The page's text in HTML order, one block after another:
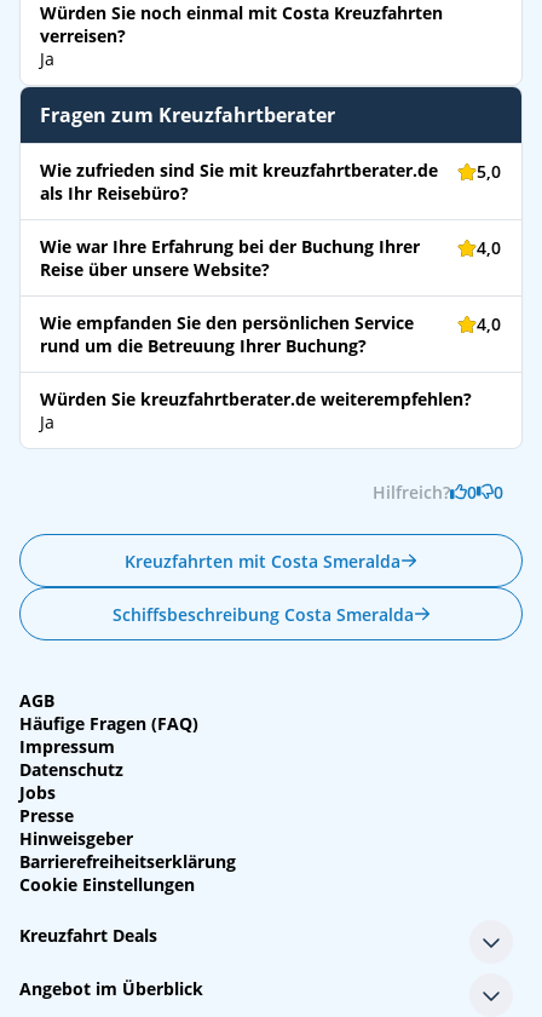
Würden Sie noch einmal mit Costa Kreuzfahrten
verreisen?
Ja
Fragen zum Kreuzfahrtberater
Wie zufrieden sind Sie mit kreuzfahrtberater.de
als Ihr Reisebüro?
5,0
Wie war Ihre Erfahrung bei der Buchung Ihrer
Reise über unsere Website?
4,0
Wie empfanden Sie den persönlichen Service
rund um die Betreuung Ihrer Buchung?
4,0
Würden Sie kreuzfahrtberater.de weiterempfehlen?
Ja
Kreuzfahrten mit Costa Smeralda
Schiffsbeschreibung Costa Smeralda
Hilfreich? 0 0
AGB
Häufige Fragen (FAQ)
Impressum
Datenschutz
Jobs
Presse
Hinweisgeber
Barrierefreiheitserklärung
Cookie Einstellungen
Kreuzfahrt Deals
Single-Kreuzfahrten
Kreuzfahrt mit Kindern
Angebot im Überblick